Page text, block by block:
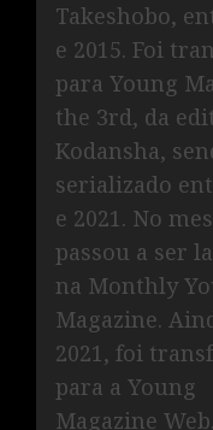
Takeshobo,
e 2015. Foi
para Young
the 3rd, da
Kodansha,
serializado
e 2021. No
passou a ser
na Monthly
Magazine.
2021, foi
para a Young
Magazine